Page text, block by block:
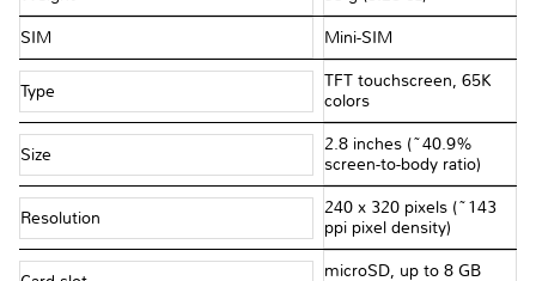
SIM Mini-SIM
Type
TFT touchscreen, 65K
colors
Size
2.8 inches (~40.9%
screen-to-body ratio)
Resolution
240 x 320 pixels (~143
ppi pixel density)
microSD, up to 8 GB